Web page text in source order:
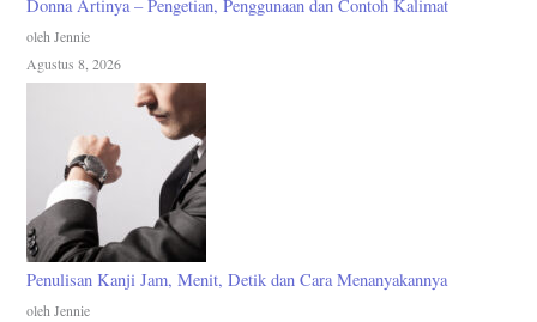
Donna Artinya – Pengetian, Penggunaan dan Contoh Kalimat
oleh Jennie
Agustus 8, 2026
Penulisan Kanji Jam, Menit, Detik dan Cara Menanyakannya
oleh Jennie